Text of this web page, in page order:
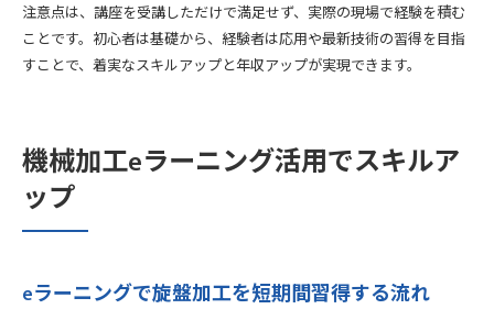
注意点は、講座を受講しただけで満足せず、実際の現場で経験を積む
ことです。初心者は基礎から、経験者は応用や最新技術の習得を目指
すことで、着実なスキルアップと年収アップが実現できます。
機械加工eラーニング活用でスキルア
ップ
eラーニングで旋盤加工を短期間習得する流れ